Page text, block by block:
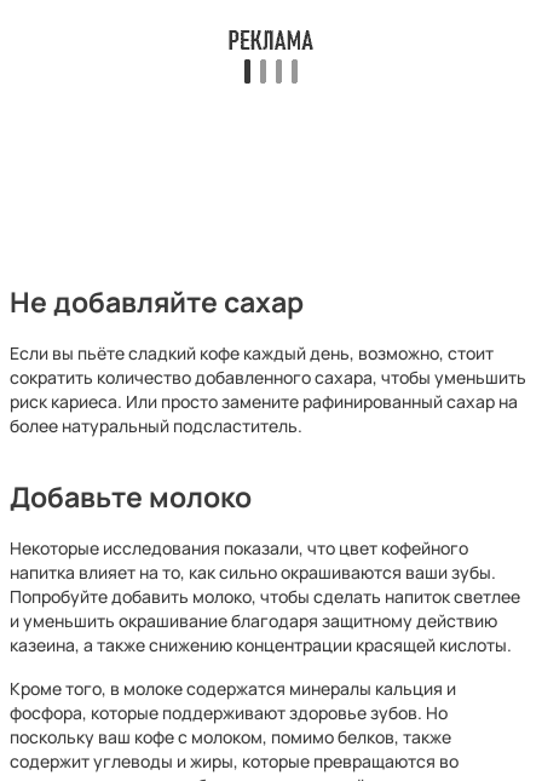
Не добавляйте сахар
Если вы пьёте сладкий кофе каждый день, возможно, стоит
сократить количество добавленного сахара, чтобы уменьшить
риск кариеса. Или просто замените рафинированный сахар на
более натуральный подсластитель.
Добавьте молоко
Некоторые исследования показали, что цвет кофейного
напитка влияет на то, как сильно окрашиваются ваши зубы.
Попробуйте добавить молоко, чтобы сделать напиток светлее
и уменьшить окрашивание благодаря защитному действию
казеина, а также снижению концентрации красящей кислоты.
Кроме того, в молоке содержатся минералы кальция и
фосфора, которые поддерживают здоровье зубов. Но
поскольку ваш кофе с молоком, помимо белков, также
содержит углеводы и жиры, которые превращаются во